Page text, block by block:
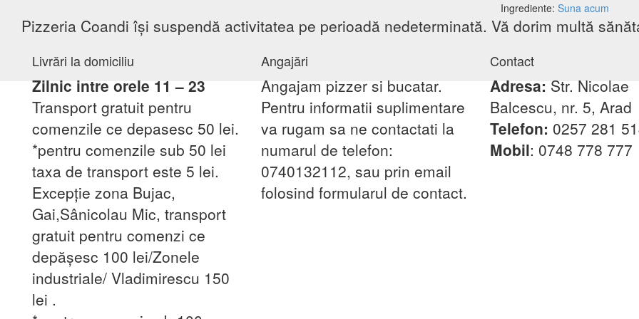
Ingrediente: Suna acum
Pizzeria Coandi își suspendă activitatea pe perioadă nedeterminată. Vă dorim multă
Livrări la domiciliu
Zilnic intre orele 11 – 23
Transport gratuit pentru
comenzile ce depasesc 50 lei.
*pentru comenzile sub 50 lei
taxa de transport este 5 lei.
Excepţie zona Bujac,
Gai,Sânicolau Mic, transport
gratuit pentru comenzi ce
depășesc 100 lei/Zonele
industriale/ Vladimirescu 150
lei .
Angajări
Angajam pizzer si bucatar.
Pentru informatii suplimentare
va rugam sa ne contactati la
numarul de telefon:
0740132112, sau prin email
folosind formularul de contact.
Contact
Adresa: Str. Nicolae
Balcescu, nr. 5, Arad
Telefon: 0257 281
Mobil: 0748 778 777